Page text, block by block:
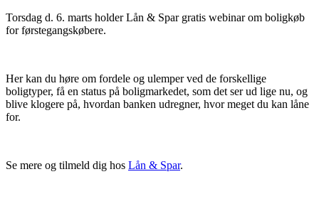
Torsdag d. 6. marts holder Lån & Spar gratis webinar om boligkøb
for førstegangskøbere.
Her kan du høre om fordele og ulemper ved de forskellige
boligtyper, få en status på boligmarkedet, som det ser ud lige nu, og
blive klogere på, hvordan banken udregner, hvor meget du kan låne
for.
Se mere og tilmeld dig hos Lån & Spar.